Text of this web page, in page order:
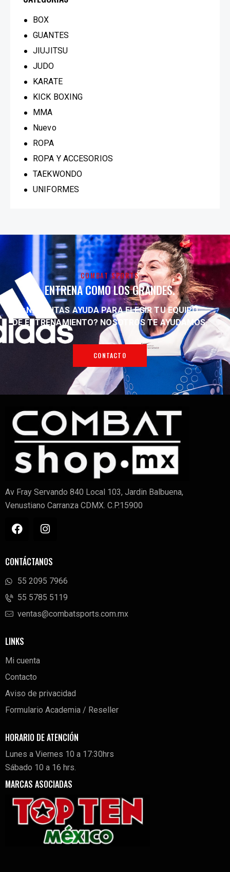
BOX
GUANTES
JIUJITSU
JUDO
KARATE
KICK BOXING
MMA
Nuevo
ROPA
ROPA Y ACCESORIOS
TAEKWONDO
UNIFORMES
COMBAT SPORTS
ENTRENA COMO LOS GRANDES.
¿NECESITAS AYUDA PARA ELEGIR TU EQUIPO
DE ENTRENAMIENTO? NOSOTROS TE AYUDAMOS.
CONTACTO
Av Fray Servando 840 Local 103, Jardin Balbuena,
Venustiano Carranza CDMX. C.P.15900
CONTÁCTANOS
55 2095 7966
‭55 5785 5119‬
ventas@combatsports.com.mx
LINKS
Mi cuenta
Contacto
Aviso de privacidad
Formulario Academia / Reseller
HORARIO DE ATENCIÓN
Lunes a Viernes 10 a 17:30hrs
Sábado 10 a 16 hrs.
MARCAS ASOCIADAS